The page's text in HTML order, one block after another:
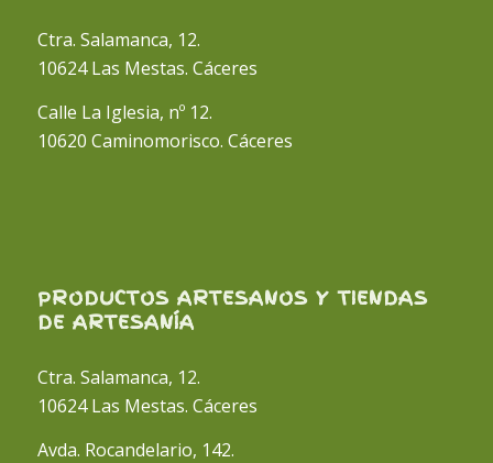
Ctra. Salamanca, 12.
10624 Las Mestas. Cáceres
Calle La Iglesia, nº 12.
10620 Caminomorisco. Cáceres
PRODUCTOS ARTESANOS Y TIENDAS
DE ARTESANÍA
Ctra. Salamanca, 12.
10624 Las Mestas. Cáceres
Avda. Rocandelario, 142.